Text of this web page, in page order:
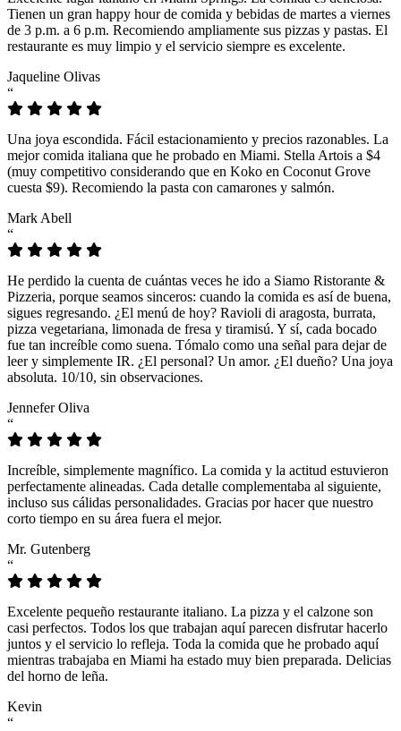
Tienen un gran happy hour de comida y bebidas de martes a viernes
de 3 p.m. a 6 p.m. Recomiendo ampliamente sus pizzas y pastas. El
restaurante es muy limpio y el servicio siempre es excelente.
Jaqueline Olivas
“
Una joya escondida. Fácil estacionamiento y precios razonables. La
mejor comida italiana que he probado en Miami. Stella Artois a $4
(muy competitivo considerando que en Koko en Coconut Grove
cuesta $9). Recomiendo la pasta con camarones y salmón.
Mark Abell
“
He perdido la cuenta de cuántas veces he ido a Siamo Ristorante &
Pizzeria, porque seamos sinceros: cuando la comida es así de buena,
sigues regresando. ¿El menú de hoy? Ravioli di aragosta, burrata,
pizza vegetariana, limonada de fresa y tiramisú. Y sí, cada bocado
fue tan increíble como suena. Tómalo como una señal para dejar de
leer y simplemente IR. ¿El personal? Un amor. ¿El dueño? Una joya
absoluta. 10/10, sin observaciones.
Jennefer Oliva
“
Increíble, simplemente magnífico. La comida y la actitud estuvieron
perfectamente alineadas. Cada detalle complementaba al siguiente,
incluso sus cálidas personalidades. Gracias por hacer que nuestro
corto tiempo en su área fuera el mejor.
Mr. Gutenberg
“
Excelente pequeño restaurante italiano. La pizza y el calzone son
casi perfectos. Todos los que trabajan aquí parecen disfrutar hacerlo
juntos y el servicio lo refleja. Toda la comida que he probado aquí
mientras trabajaba en Miami ha estado muy bien preparada. Delicias
del horno de leña.
Kevin
“